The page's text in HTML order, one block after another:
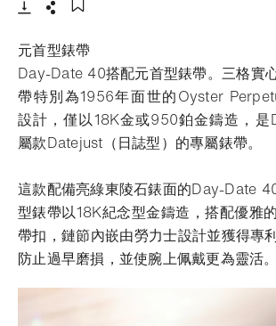
元首型錶帶
Day-Date 40搭配元首型錶帶。三格實
帶特別為1956年面世的Oyster
設計，僅以18K金或950鉑金鑄造，是
屬款Datejust（日誌型）的專屬錶帶。
這款配備亮綠東陵石錶面的Day-Date
型錶帶以18K紀念型金鑄造，搭配優雅
帶扣，鏈節內嵌由勞力士設計並獲得專
防止過早磨損，並使腕上佩戴更為靈活。